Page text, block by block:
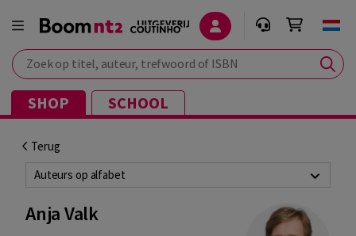
Zoek op titel, auteur, trefwoord of ISBN
SHOP SCHOOL
Terug
Auteurs op alfabet
Anja Valk